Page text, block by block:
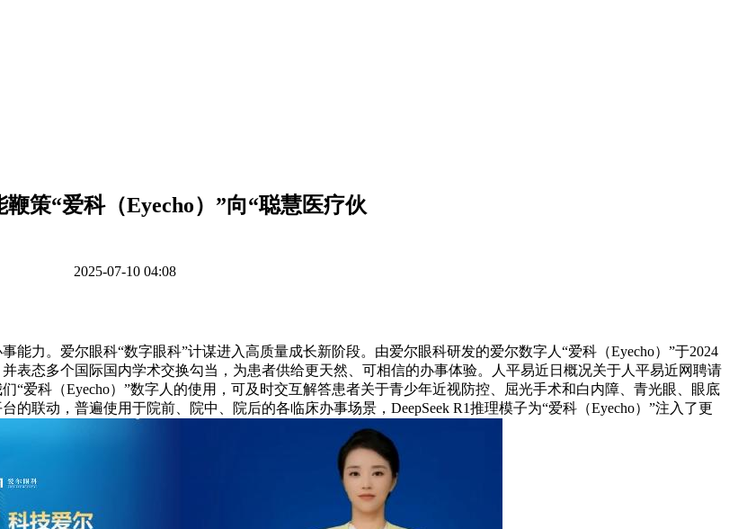
鞭策“爱科（Eyecho）”向“聪慧医疗伙
2025-07-10 04:08
。爱尔眼科“数字眼科”计谋进入高质量成长新阶段。由爱尔眼科研发的爱尔数字人“爱科（Eyecho）”于2024
表态多个国际国内学术交换勾当，为患者供给更天然、可相信的办事体验。人平易近日概况关于人平易近网聘请
爱科（Eyecho）”数字人的使用，可及时交互解答患者关于青少年近视防控、屈光手术和白内障、青光眼、眼底
联动，普遍使用于院前、院中、院后的各临床办事场景，DeepSeek R1推理模子为“爱科（Eyecho）”注入了更